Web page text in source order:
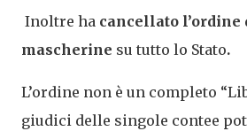
Inoltre ha cancellato l’ordine
mascherine su tutto lo Stato.
L’ordine non è un completo
giudici delle singole contee